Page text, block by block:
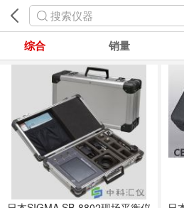
搜索仪器
综合 销量